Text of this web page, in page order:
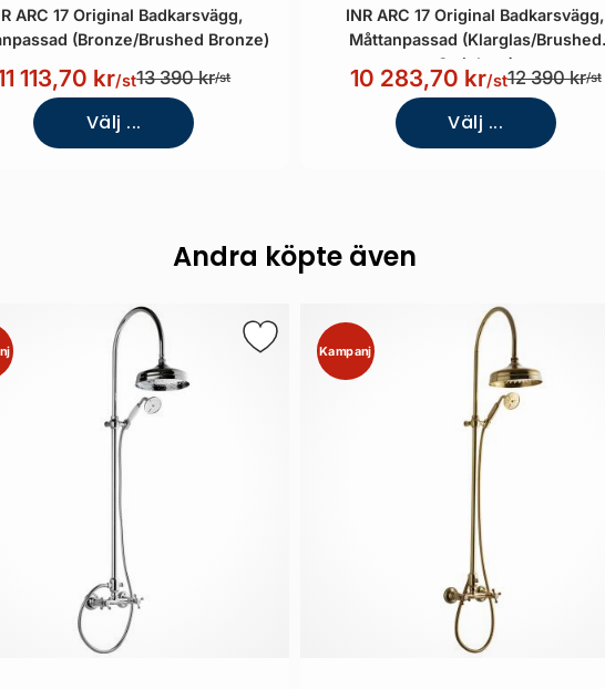
ARC 17 Original Badkarsvägg,
(Bronze/Brushed Bronze)
113,70 kr/st13 390 kr/st
Välj ...
INR ARC 17 Original Badkarsvägg,
Måttanpassad (Klarglas/Brushed
Stainless)
10 283,70 kr/st12 390 kr/st
Välj ...
Andra köpte även
Kampanj